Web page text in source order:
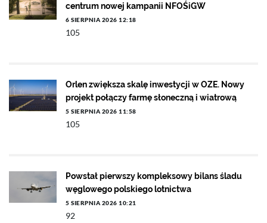
centrum nowej kampanii NFOŚiGW
6 SIERPNIA 2026 12:18
105
Orlen zwiększa skalę inwestycji w OZE. Nowy
projekt połączy farmę słoneczną i wiatrową
5 SIERPNIA 2026 11:58
105
Powstał pierwszy kompleksowy bilans śladu
węglowego polskiego lotnictwa
5 SIERPNIA 2026 10:21
92